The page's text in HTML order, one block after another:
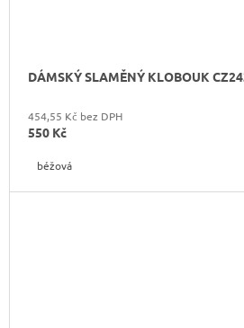
DÁMSKÝ SLAMĚNÝ KLOBOUK
454,55 Kč bez DPH
550 Kč
béžová